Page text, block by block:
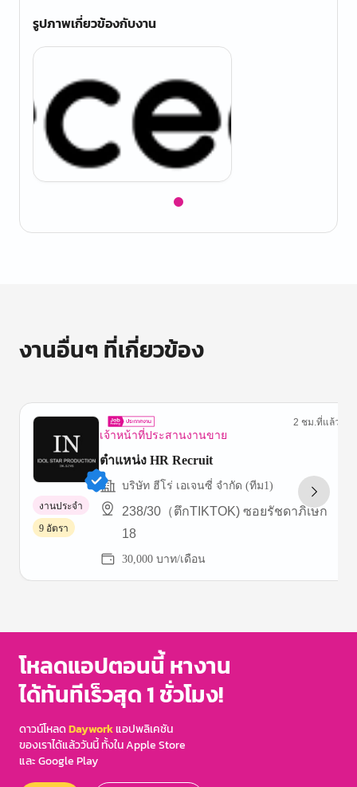
รูปภาพเกี่ยวข้องกับงาน
งานอื่นๆ ที่เกี่ยวข้อง
เจ้าหน้าที่ประสานงานขาย
2 ชม.ที่แล้ว
ตำแหน่ง HR Recruit
บริษัท ฮีโร่ เอเจนซี่ จำกัด (ทีม1)
238/30（ตึกTIKTOK) ซอยรัชดาภิเษก
18
30,000 บาท/เดือน
งานประจำ
9 อัตรา
of
โหลดแอปตอนนี้ หางาน
ได้ทันทีเร็วสุด 1 ชั่วโมง!
ดาวน์โหลดDayworkแอปพลิเคชัน
ของเราได้แล้ววันนี้ ทั้งใน Apple Store
และ Google Play